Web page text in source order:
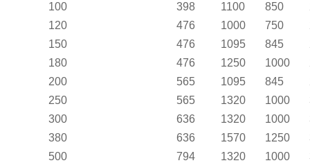
100
398 1100 850
120
476 1000 750
150
476 1095 845
180
476 1250 1000
200
565 1095 845
250
565 1320 1000
300
636 1320 1000
380
636 1570 1250
500
794 1320 1000